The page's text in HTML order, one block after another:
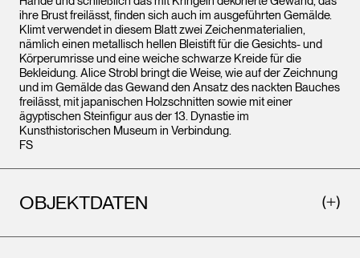
ihre Brust freilässt, finden sich auch im ausgeführten Gemälde.
Klimt verwendet in diesem Blatt zwei Zeichenmaterialien,
nämlich einen metallisch hellen Bleistift für die Gesichts- und
Körperumrisse und eine weiche schwarze Kreide für die
Bekleidung. Alice Strobl bringt die Weise, wie auf der Zeichnung
und im Gemälde das Gewand den Ansatz des nackten Bauches
freilässt, mit japanischen Holzschnitten sowie mit einer
ägyptischen Steinfigur aus der 13. Dynastie im
Kunsthistorischen Museum in Verbindung.
FS
OBJEKTDATEN